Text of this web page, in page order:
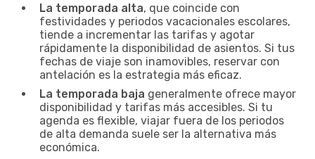
La temporada alta, que coincide con
festividades y periodos vacacionales escolares,
tiende a incrementar las tarifas y agotar
rápidamente la disponibilidad de asientos. Si tus
fechas de viaje son inamovibles, reservar con
antelación es la estrategia más eficaz.
La temporada baja generalmente ofrece mayor
disponibilidad y tarifas más accesibles. Si tu
agenda es flexible, viajar fuera de los periodos
de alta demanda suele ser la alternativa más
económica.